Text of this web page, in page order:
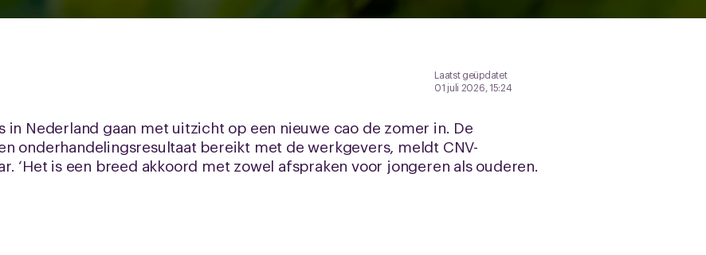
Laatst geüpdatet
01 juli 2026, 15:24
in Nederland gaan met uitzicht op een nieuwe cao de zomer in. De
onderhandelingsresultaat bereikt met de werkgevers, meldt CNV-
‘Het is een breed akkoord met zowel afspraken voor jongeren als ouderen.